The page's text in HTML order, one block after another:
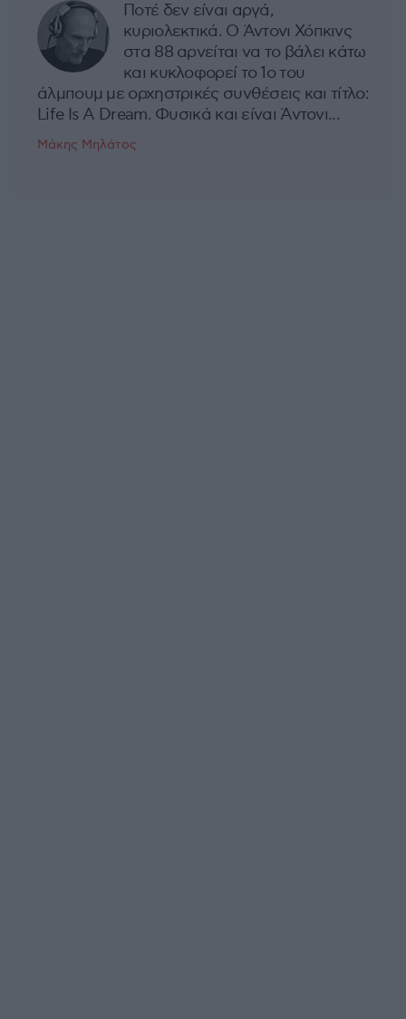
Ποτέ δεν είναι αργά,
κυριολεκτικά. Ο Άντονι Χόπκινς
στα 88 αρνείται να το βάλει κάτω
και κυκλοφορεί το 1ο του
άλμπουμ με ορχηστρικές συνθέσεις και τίτλο:
Life Is A Dream. Φυσικά και είναι Άντονι...
Μάκης Μηλάτος